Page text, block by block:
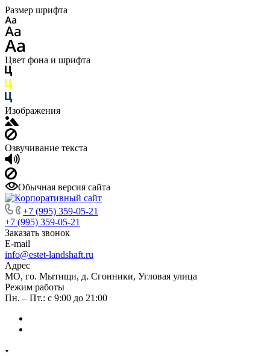
Размер шрифта
Цвет фона и шрифта
Изображения
Озвучивание текста
Обычная версия сайта
+7 (995) 359-05-21
+7 (995) 359-05-21
Заказать звонок
E-mail
info@estet-landshaft.ru
Адрес
МО, го. Мытищи, д. Сгонники, Угловая улица
Режим работы
Пн. – Пт.: с 9:00 до 21:00